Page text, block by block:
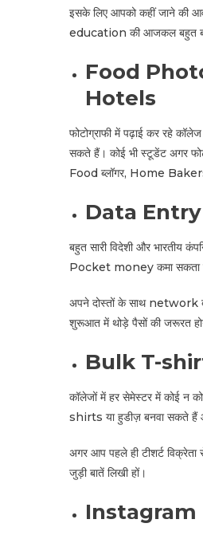
इसके लिए आपको कहीं जाने की
education की आजकल बहुत
Food
Hotels
फोटोग्राफी में पढ़ाई कर रहे
सकते हैं। कोई भी स्टूडेंट अगर
Food ब्लॉगर, Home
Data
बहुत सारी विदेशी और भारतीय
Pocket money कमा सकता
अपने दोस्तों के साथ network
शुरूआत में थोड़े पैसों की जरूरत
Bulk T-
कॉलेजों में हर सेमेस्टर में कोई न
shirts या हुडीज़ बनवा सकते हैं
अगर आप पहले ही टीशर्ट
जुड़ी बातें लिखी हों।